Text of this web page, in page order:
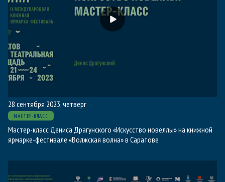
28 сентября 2023, четверг
МАСТЕР-КЛАСС
Мастер-класс Дениса Драгунского «Искусство новеллы» на книжной
ярмарке-фестивале «Волжская волна» в Саратове